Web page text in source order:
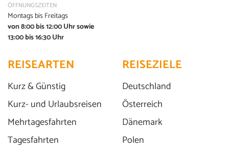
ÖFFNUNGSZEITEN
Montags bis Freitags
von 8:00 bis 12:00 Uhr sowie
13:00 bis 16:30 Uhr
REISEARTEN
Kurz & Günstig
Kurz- und Urlaubsreisen
Mehrtagesfahrten
Tagesfahrten
REISEZIELE
Deutschland
Österreich
Dänemark
Polen